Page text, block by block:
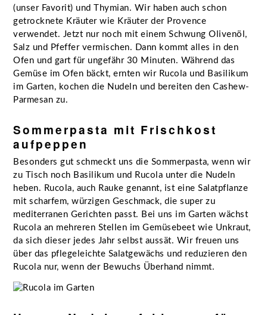
(unser Favorit) und Thymian. Wir haben auch schon
getrocknete Kräuter wie Kräuter der Provence
verwendet. Jetzt nur noch mit einem Schwung Olivenöl,
Salz und Pfeffer vermischen. Dann kommt alles in den
Ofen und gart für ungefähr 30 Minuten. Während das
Gemüse im Ofen bäckt, ernten wir Rucola und Basilikum
im Garten, kochen die Nudeln und bereiten den Cashew-
Parmesan zu.
Sommerpasta mit Frischkost
aufpeppen
Besonders gut schmeckt uns die Sommerpasta, wenn wir
zu Tisch noch Basilikum und Rucola unter die Nudeln
heben. Rucola, auch Rauke genannt, ist eine Salatpflanze
mit scharfem, würzigen Geschmack, die super zu
mediterranen Gerichten passt. Bei uns im Garten wächst
Rucola an mehreren Stellen im Gemüsebeet wie Unkraut,
da sich dieser jedes Jahr selbst aussät. Wir freuen uns
über das pflegeleichte Salatgewächs und reduzieren den
Rucola nur, wenn der Bewuchs Überhand nimmt.